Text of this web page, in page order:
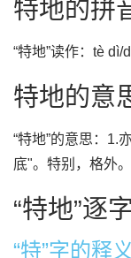
特地的拼
“特地”读作：tè dì/
特地的意
“特地”的意思：1.
底"。特别，格外。
“特地”逐
“特”字的释义